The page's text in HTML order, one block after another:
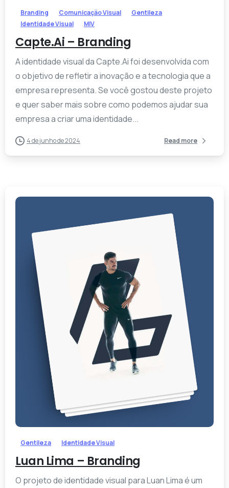
Branding Comunicação Visual
Gentileza
Identidade Visual
MIV
Capte.Ai – Branding
A identidade visual da Capte.Ai foi desenvolvida com
o objetivo de refletir a inovação e a tecnologia que a
empresa representa. Se você gostou deste projeto
e quer saber mais sobre como podemos ajudar sua
empresa a criar uma identidade...
4 de junho de 2024 Read more
Gentileza Identidade Visual
Luan Lima – Branding
O projeto de identidade visual para Luan Lima é um